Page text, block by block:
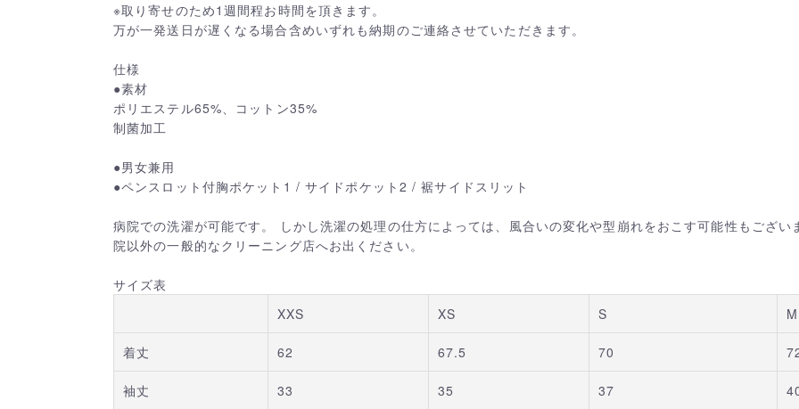
※取り寄せのため1週間程お時間を頂きます。
万が一発送日が遅くなる場合含めいずれも納期のご連絡させていただきます。
仕様
●素材
ポリエステル65%、コットン35%
制菌加工
●男女兼用
●ペンスロット付胸ポケット1 / サイドポケット2 / 裾サイドスリット
病院での洗濯が可能です。 しかし洗濯の処理の仕方によっては、風合いの変化や型崩れをおこす可能性もござ
院以外の一般的なクリーニング店へお出ください。
サイズ表
XXS
XS S M
着丈 62 67.5 70
袖丈 33 35 37